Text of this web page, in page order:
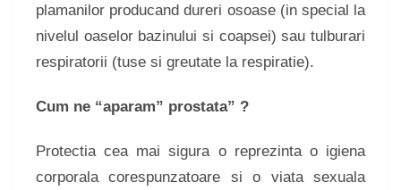
plamanilor producand dureri osoase (in special la
nivelul oaselor bazinului si coapsei) sau tulburari
respiratorii (tuse si greutate la respiratie).
Cum ne “aparam” prostata” ?
Protectia cea mai sigura o reprezinta o igiena
corporala corespunzatoare si o viata sexuala